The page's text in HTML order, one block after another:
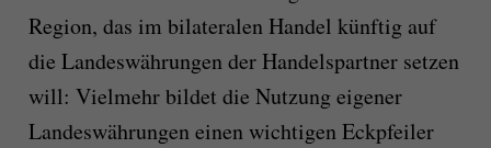
Region, das im bilateralen Handel künftig auf
die Landeswährungen der Handelspartner setzen
will: Vielmehr bildet die Nutzung eigener
Landeswährungen einen wichtigen Eckpfeiler